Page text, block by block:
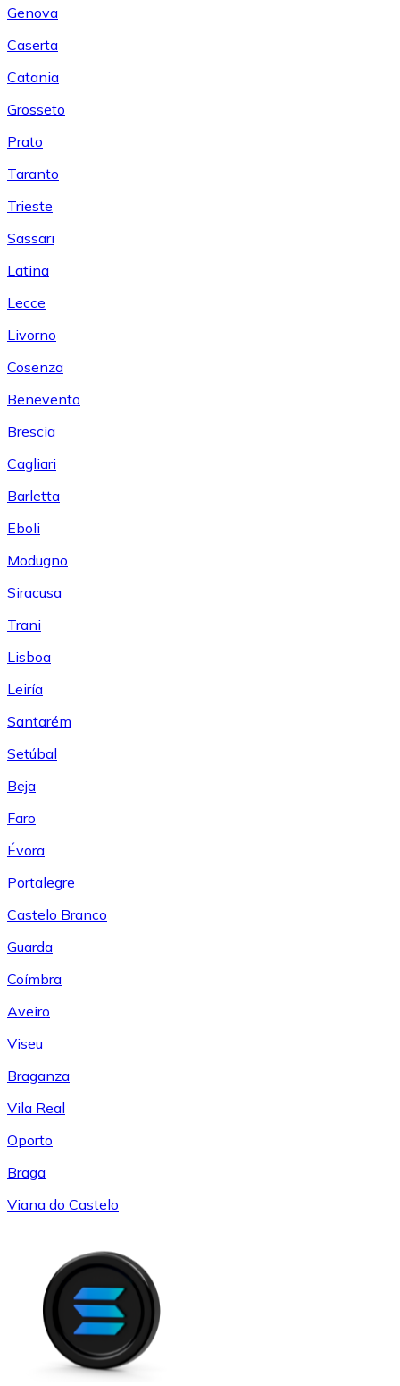
Genova
Caserta
Catania
Grosseto
Prato
Taranto
Trieste
Sassari
Latina
Lecce
Livorno
Cosenza
Benevento
Brescia
Cagliari
Barletta
Eboli
Modugno
Siracusa
Trani
Lisboa
Leiría
Santarém
Setúbal
Beja
Faro
Évora
Portalegre
Castelo Branco
Guarda
Coímbra
Aveiro
Viseu
Braganza
Vila Real
Oporto
Braga
Viana do Castelo